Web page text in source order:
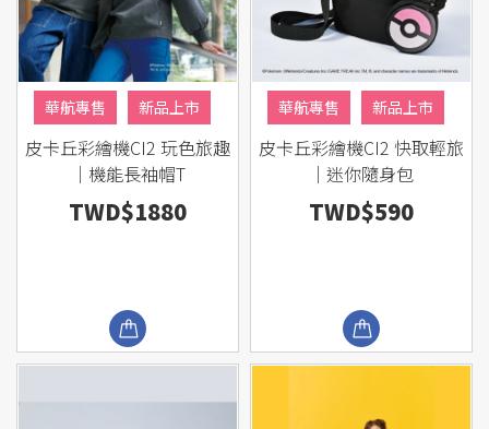
華航專售
新品上市
主題專區
皮卡丘彩繪機CI2 玩色旅趣
｜機能長袖帽T
TWD$1880
華航專售
新品上市
主題專區
熱銷商品
皮卡丘彩繪機CI2 快取輕旅
｜迷你隨身包
TWD$590